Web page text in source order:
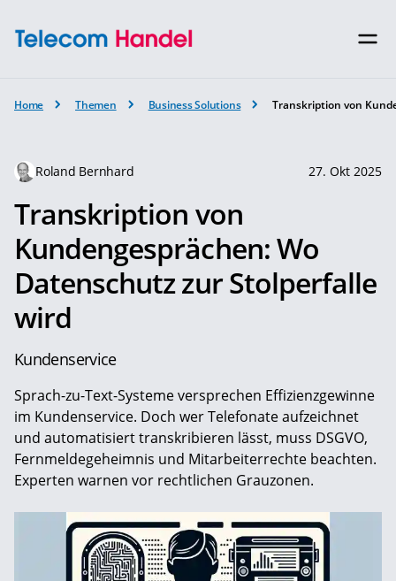
Home Themen Business Solutions Transkription von
Roland Bernhard 27. Okt 2025
Transkription von
Kundengesprächen: Wo
Datenschutz zur Stolperfalle
wird
Kundenservice
Sprach-zu-Text-Systeme versprechen Effizienzgewinne
im Kundenservice. Doch wer Telefonate aufzeichnet
und automatisiert transkribieren lässt, muss DSGVO,
Fernmeldegeheimnis und Mitarbeiterrechte beachten.
Experten warnen vor rechtlichen Grauzonen.